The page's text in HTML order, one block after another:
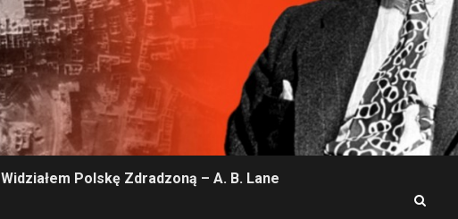
Widziałem Polskę Zdradzoną – A. B. Lane